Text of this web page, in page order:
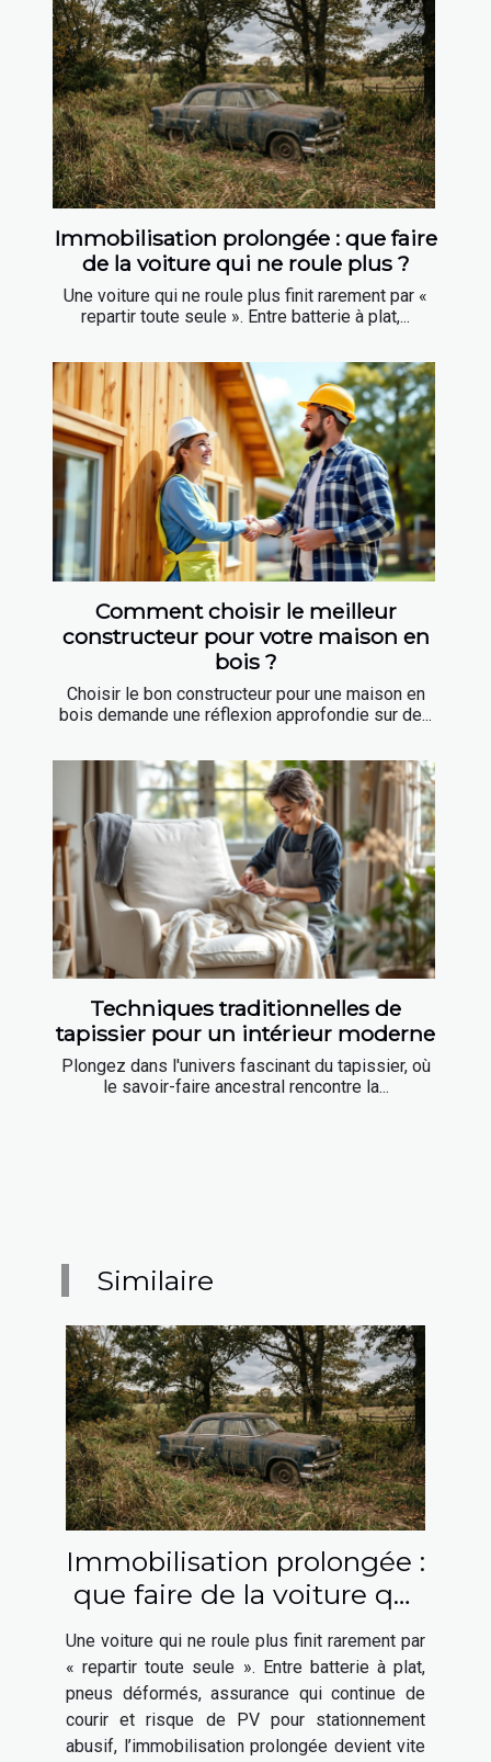
Immobilisation prolongée : que faire
de la voiture qui ne roule plus ?
Une voiture qui ne roule plus finit rarement par «
repartir toute seule ». Entre batterie à plat,...
Comment choisir le meilleur
constructeur pour votre maison en
bois ?
Choisir le bon constructeur pour une maison en
bois demande une réflexion approfondie sur de...
Techniques traditionnelles de
tapissier pour un intérieur moderne
Plongez dans l'univers fascinant du tapissier, où
le savoir-faire ancestral rencontre la...
Similaire
Immobilisation prolongée :
que faire de la voiture qui
ne roule plus ?
Une voiture qui ne roule plus finit rarement par
« repartir toute seule ». Entre batterie à plat,
pneus déformés, assurance qui continue de
courir et risque de PV pour stationnement
abusif, l’immobilisation prolongée devient vite